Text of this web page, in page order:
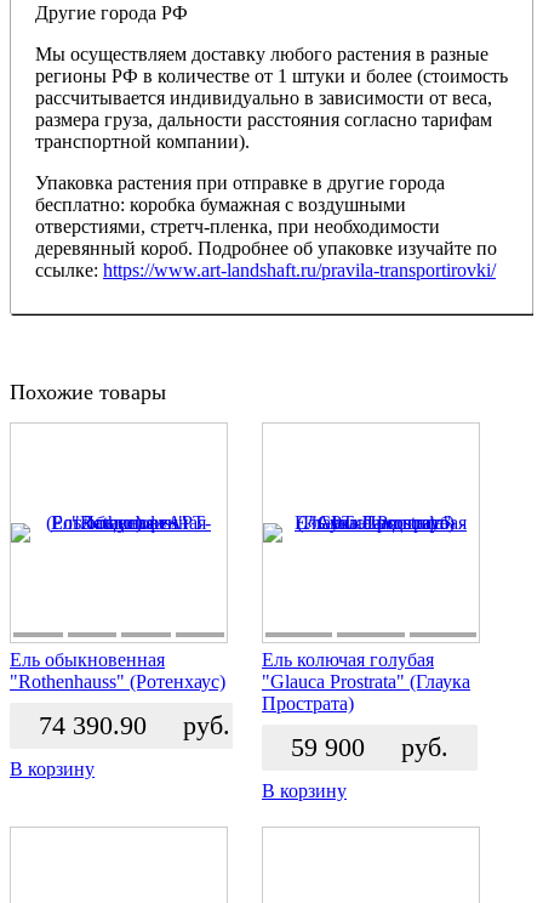
Другие города РФ
Мы осуществляем доставку любого растения в разные
регионы РФ в количестве от 1 штуки и более (стоимость
рассчитывается индивидуально в зависимости от веса,
размера груза, дальности расстояния согласно тарифам
транспортной компании).
Упаковка растения при отправке в другие города
бесплатно: коробка бумажная с воздушными
отверстиями, стретч-пленка, при необходимости
деревянный короб. Подробнее об упаковке изучайте по
ссылке: https://www.art-landshaft.ru/pravila-transportirovki/
Похожие товары
Ель обыкновенная
"Rothenhauss" (Ротенхаус)
74 390.90 руб.
В корзину
Ель колючая голубая
"Glauca Prostrata" (Глаука
Прострата)
59 900 руб.
В корзину